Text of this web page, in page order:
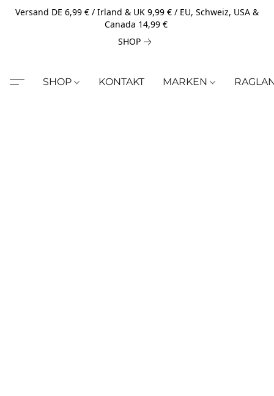
Versand DE 6,99 € / Irland & UK 9,99 € / EU, Schweiz, USA &
Canada 14,99 €
SHOP
SHOP KONTAKT MARKEN